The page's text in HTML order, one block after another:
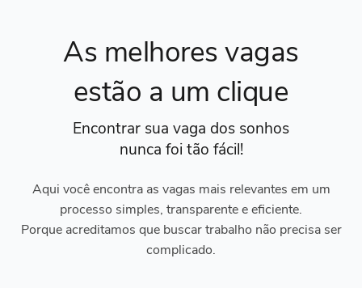
As melhores vagas
estão a um clique
Encontrar sua vaga dos sonhos
nunca foi tão fácil!
Aqui você encontra as vagas mais relevantes em um
processo simples, transparente e eficiente.
Porque acreditamos que buscar trabalho não precisa ser
complicado.